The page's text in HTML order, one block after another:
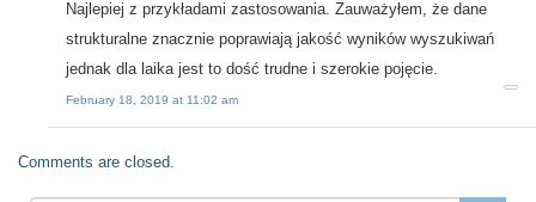
Najlepiej z przykładami zastosowania. Zauważyłem, że dane
strukturalne znacznie poprawiają jakość wyników wyszukiwań
jednak dla laika jest to dość trudne i szerokie pojęcie.
February 18, 2019 at 11:02 am
Comments are closed.